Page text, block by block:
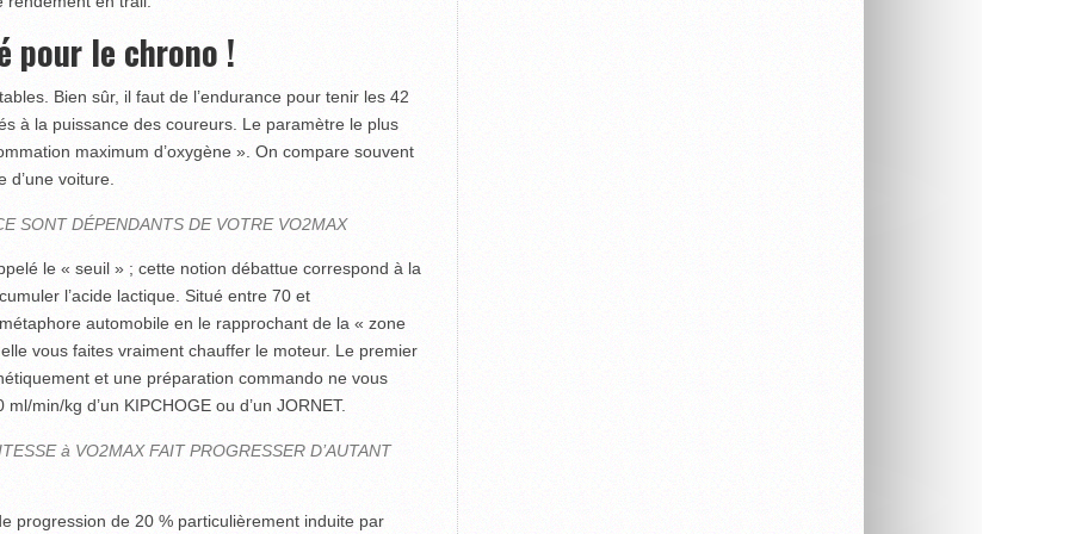
pour le chrono !
Bien sûr, il faut de l’endurance pour tenir les 42
à la puissance des coureurs. Le paramètre le plus
maximum d’oxygène ». On compare souvent
voiture.
SONT DÉPENDANTS DE VOTRE VO2MAX
le « seuil » ; cette notion débattue correspond à la
l’acide lactique. Situé entre 70 et
automobile en le rapprochant de la « zone
vous faites vraiment chauffer le moteur. Le premier
et une préparation commando ne vous
min/kg d’un KIPCHOGE ou d’un JORNET.
à VO2MAX FAIT PROGRESSER D’AUTANT
progression de 20 % particulièrement induite par